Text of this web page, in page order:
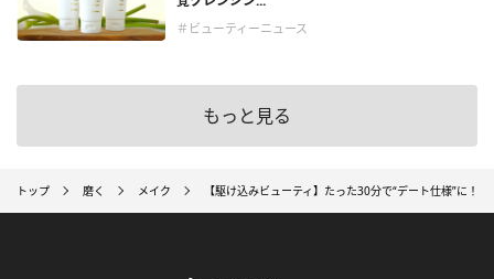
＃ビューティーニュース
もっと見る
トップ 磨く メイク 【駆け込みビューティ】たった30分で“デート仕様”に！